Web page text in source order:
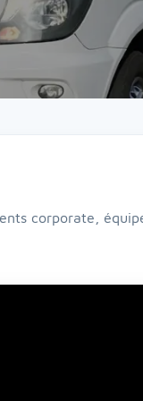
corporate,